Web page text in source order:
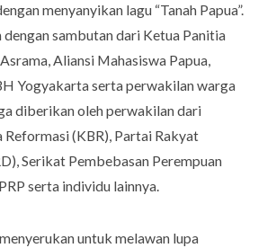
menyanyikan lagu “Tanah Papua”.
sambutan dari Ketua Panitia
Aliansi Mahasiswa Papua,
Yogyakarta serta perwakilan warga
diberikan oleh perwakilan dari
Reformasi (KBR), Partai Rakyat
Serikat Pembebasan Perempuan
serta individu lainnya.
untuk melawan lupa